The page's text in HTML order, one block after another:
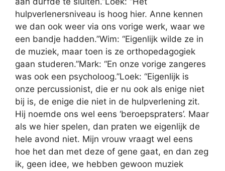
hulpverlenersniveau is hoog hier. Anne kennen
we dan ook weer via ons vorige werk, waar we
een bandje hadden.”Wim: “Eigenlijk wilde ze in
de muziek, maar toen is ze orthopedagogiek
gaan studeren.”Mark: “En onze vorige zangeres
was ook een psycholoog.”Loek: “Eigenlijk is
onze percussionist, die er nu ook als enige niet
bij is, de enige die niet in de hulpverlening zit.
Hij noemde ons wel eens ‘beroepspraters’. Maar
als we hier spelen, dan praten we eigenlijk de
hele avond niet. Mijn vrouw vraagt wel eens
hoe het dan met deze of gene gaat, en dan zeg
ik, geen idee, we hebben gewoon muziek